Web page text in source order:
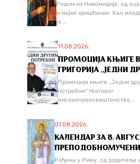
Родом из Никомидије, од
и мајке хришћанке. Као
је...
11.08.2026.
ПРОМОЦИЈА КЊИГЕ
ГРИГОРИЈА ,,ЈЕДНИ
Промоција књиге „Једни
потребни“ Његовог
високопреосвештенства...
07.08.2026.
КАЛЕНДАР ЗА 8.
Рођена у Риму, од родитеља